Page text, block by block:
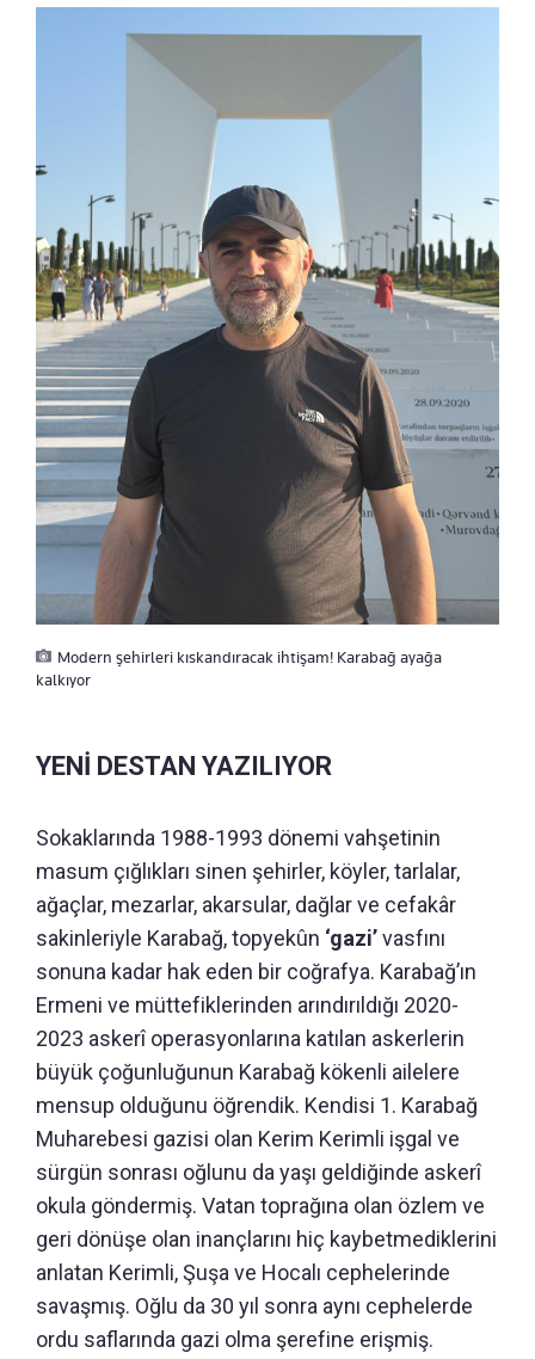
Modern şehirleri kıskandıracak ihtişam! Karabağ ayağa
kalkıyor
YENİ DESTAN YAZILIYOR
Sokaklarında 1988-1993 dönemi vahşetinin
masum çığlıkları sinen şehirler, köyler, tarlalar,
ağaçlar, mezarlar, akarsular, dağlar ve cefakâr
sakinleriyle Karabağ, topyekûn ‘gazi’vasfını
sonuna kadar hak eden bir coğrafya. Karabağ’ın
Ermeni ve müttefiklerinden arındırıldığı 2020-
2023 askerî operasyonlarına katılan askerlerin
büyük çoğunluğunun Karabağ kökenli ailelere
mensup olduğunu öğrendik. Kendisi 1. Karabağ
Muharebesi gazisi olan Kerim Kerimli işgal ve
sürgün sonrası oğlunu da yaşı geldiğinde askerî
okula göndermiş. Vatan toprağına olan özlem ve
geri dönüşe olan inançlarını hiç kaybetmediklerini
anlatan Kerimli, Şuşa ve Hocalı cephelerinde
savaşmış. Oğlu da 30 yıl sonra aynı cephelerde
ordu saflarında gazi olma şerefine erişmiş.